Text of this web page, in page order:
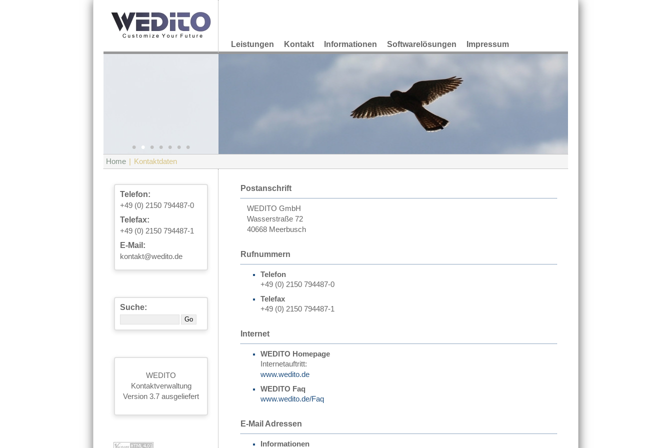
Leistungen Kontakt Informationen Softwarelösungen Impressum
• • • • • • •
Home Kontaktdaten
Telefon:
+49 (0) 2150 794487-0
Telefax:
+49 (0) 2150 794487-1
E-Mail:
kontakt@wedito.de
Suche:
WEDITO
Kontaktverwaltung
Version 3.7 ausgeliefert
Postanschrift
WEDITO GmbH
Wasserstraße 72
40668 Meerbusch
Rufnummern
Telefon
+49 (0) 2150 794487-0
Telefax
+49 (0) 2150 794487-1
Internet
WEDITO Homepage
Internetauftritt:
www.wedito.de
WEDITO Faq
www.wedito.de/Faq
E-Mail Adressen
Informationen